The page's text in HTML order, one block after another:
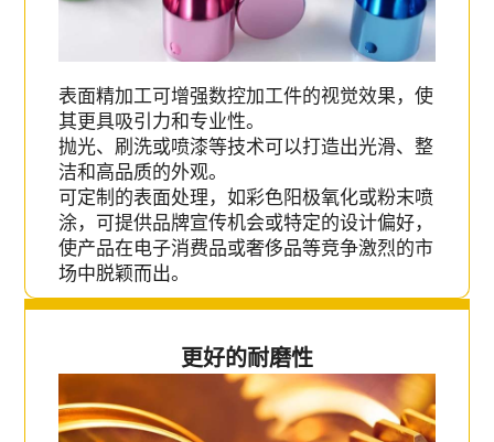
表面精加工可增强数控加工件的视觉效果，使
其更具吸引力和专业性。
抛光、刷洗或喷漆等技术可以打造出光滑、整
洁和高品质的外观。
可定制的表面处理，如彩色阳极氧化或粉末喷
涂，可提供品牌宣传机会或特定的设计偏好，
使产品在电子消费品或奢侈品等竞争激烈的市
场中脱颖而出。
更好的耐磨性